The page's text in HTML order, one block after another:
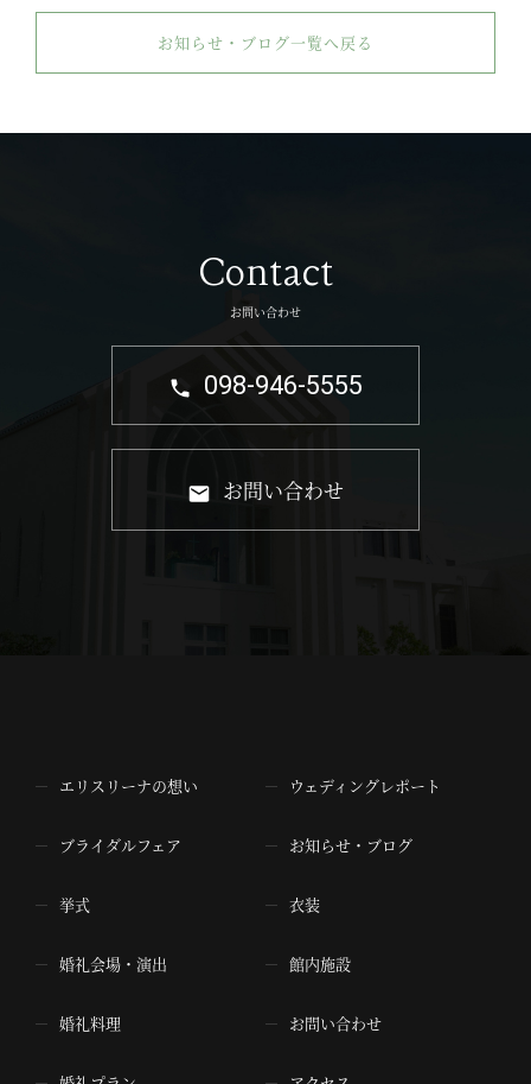
お知らせ・ブログ一覧へ戻る
Contact
お問い合わせ
098-946-5555
お問い合わせ
エリスリーナの想い
ブライダルフェア
挙式
婚礼会場・演出
婚礼料理
ウェディングレポート
お知らせ・ブログ
衣装
館内施設
お問い合わせ